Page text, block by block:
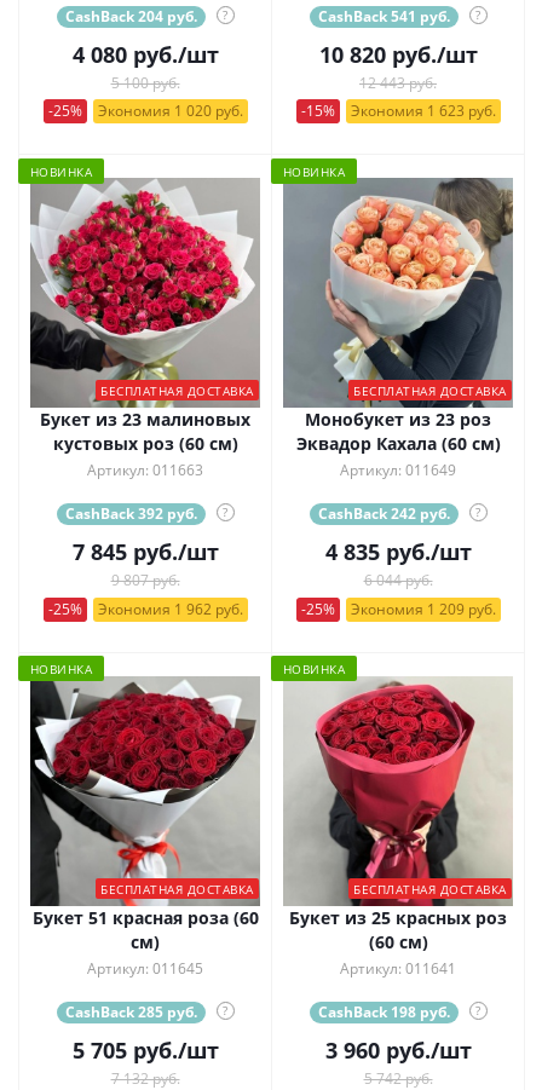
CashBack 204 руб. ?
4 080руб./шт
5 100 руб.
-25%
Экономия 1 020 руб.
CashBack 541 руб. ?
10 820руб./шт
12 443 руб.
-15%
Экономия 1 623 руб.
НОВИНКА
БЕСПЛАТНАЯ ДОСТАВКА
Букет из 23 малиновых
кустовых роз (60 см)
Артикул: 011663
CashBack 392 руб. ?
7 845руб./шт
9 807 руб.
-25%
Экономия 1 962 руб.
НОВИНКА
БЕСПЛАТНАЯ ДОСТАВКА
Монобукет из 23 роз
Эквадор Кахала (60 см)
Артикул: 011649
CashBack 242 руб. ?
4 835руб./шт
6 044 руб.
-25%
Экономия 1 209 руб.
НОВИНКА
БЕСПЛАТНАЯ ДОСТАВКА
Букет 51 красная роза (60
см)
Артикул: 011645
CashBack 285 руб. ?
5 705руб./шт
7 132 руб.
НОВИНКА
БЕСПЛАТНАЯ ДОСТАВКА
Букет из 25 красных роз
(60 см)
Артикул: 011641
CashBack 198 руб. ?
3 960руб./шт
5 742 руб.